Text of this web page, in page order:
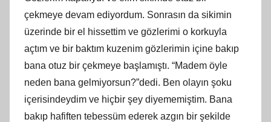
çekmeye devam ediyordum. Sonrasın da sikimin
üzerinde bir el hissettim ve gözlerimi o korkuyla
açtım ve bir baktım kuzenim gözlerimin içine bakıp
bana otuz bir çekmeye başlamıştı. “Madem öyle
neden bana gelmiyorsun?”dedi. Ben olayın şoku
içerisindeydim ve hiçbir şey diyememiştim. Bana
bakıp hafiften tebessüm ederek azgın bir şekilde